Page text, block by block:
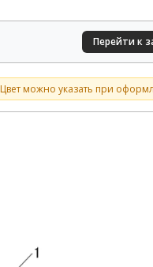
Перейти к
Цвет можно указать при